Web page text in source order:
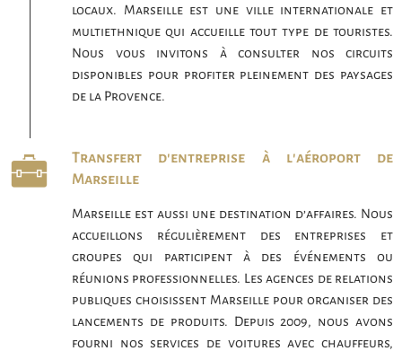
locaux. Marseille est une ville internationale et
multiethnique qui accueille tout type de touristes.
Nous vous invitons à consulter nos circuits
disponibles pour profiter pleinement des paysages
de la Provence.
Transfert d'entreprise à l'aéroport de
Marseille
Marseille est aussi une destination d’affaires. Nous
accueillons régulièrement des entreprises et
groupes qui participent à des événements ou
réunions professionnelles. Les agences de relations
publiques choisissent Marseille pour organiser des
lancements de produits. Depuis 2009, nous avons
fourni nos services de voitures avec chauffeurs,